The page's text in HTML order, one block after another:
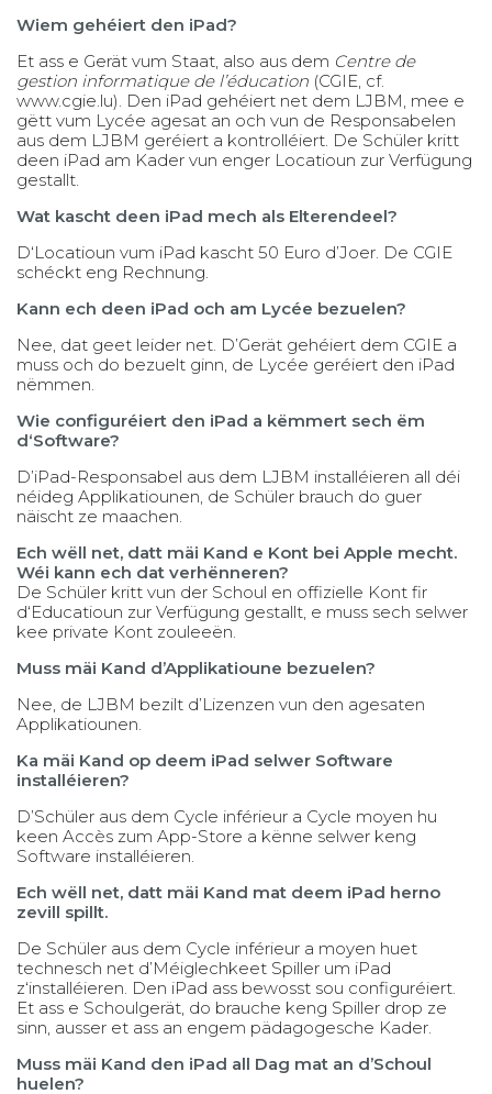
Wiem gehéiert den iPad?
Et ass e Gerät vum Staat, also aus dem Centre de
gestion informatique de l’éducation (CGIE, cf.
www.cgie.lu). Den iPad gehéiert net dem LJBM, mee e
gëtt vum Lycée agesat an och vun de Responsabelen
aus dem LJBM geréiert a kontrolléiert. De Schüler kritt
deen iPad am Kader vun enger Locatioun zur Verfügung
gestallt.
Wat kascht deen iPad mech als Elterendeel?
D‘Locatioun vum iPad kascht 50 Euro d’Joer. De CGIE
schéckt eng Rechnung.
Kann ech deen iPad och am Lycée bezuelen?
Nee, dat geet leider net. D’Gerät gehéiert dem CGIE a
muss och do bezuelt ginn, de Lycée geréiert den iPad
nëmmen.
Wie configuréiert den iPad a këmmert sech ëm
d‘Software?
D’iPad-Responsabel aus dem LJBM installéieren all déi
néideg Applikatiounen, de Schüler brauch do guer
näischt ze maachen.
Ech wëll net, datt mäi Kand e Kont bei Apple mecht.
Wéi kann ech dat verhënneren?
De Schüler kritt vun der Schoul en offizielle Kont fir
d‘Educatioun zur Verfügung gestallt, e muss sech selwer
kee private Kont zouleeën.
Muss mäi Kand d’Applikatioune bezuelen?
Nee, de LJBM bezilt d’Lizenzen vun den agesaten
Applikatiounen.
Ka mäi Kand op deem iPad selwer Software
installéieren?
D’Schüler aus dem Cycle inférieur a Cycle moyen hu
keen Accès zum App-Store a kënne selwer keng
Software installéieren.
Ech wëll net, datt mäi Kand mat deem iPad herno
zevill spillt.
De Schüler aus dem Cycle inférieur a moyen huet
technesch net d’Méiglechkeet Spiller um iPad
z‘installéieren. Den iPad ass bewosst sou configuréiert.
Et ass e Schoulgerät, do brauche keng Spiller drop ze
sinn, ausser et ass an engem pädagogesche Kader.
Muss mäi Kand den iPad all Dag mat an d’Schoul
huelen?